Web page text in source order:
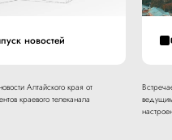
новостей
Алтайского края от
краевого телеканала